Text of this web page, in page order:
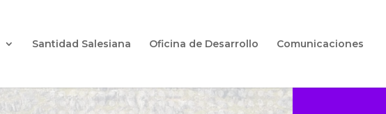
Santidad Salesiana Oficina de Desarrollo Comunicaciones